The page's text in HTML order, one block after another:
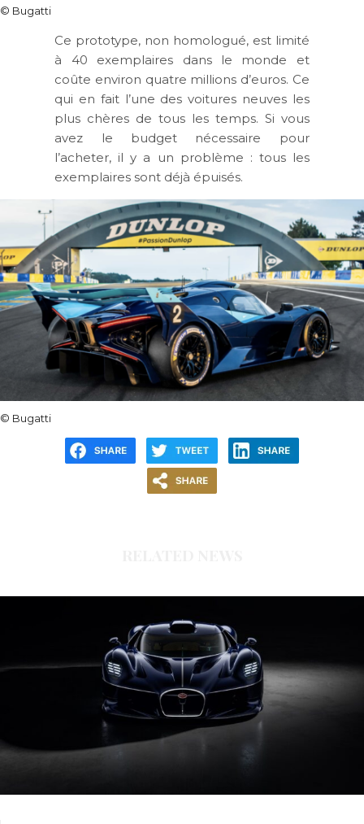
© Bugatti
Ce prototype, non homologué, est limité
à 40 exemplaires dans le monde et
coûte environ quatre millions d’euros. Ce
qui en fait l’une des voitures neuves les
plus chères de tous les temps. Si vous
avez le budget nécessaire pour
l’acheter, il y a un problème : tous les
exemplaires sont déjà épuisés.
© Bugatti